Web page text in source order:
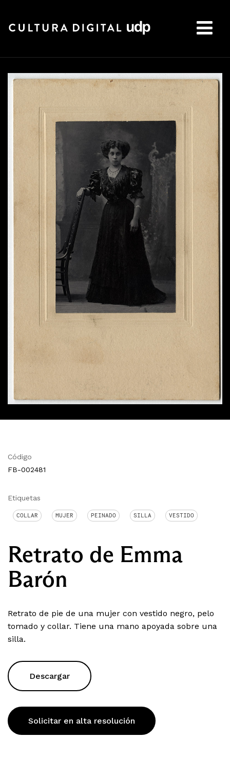
Código
FB-002481
Etiquetas
COLLAR MUJER PEINADO SILLA VESTIDO
Retrato de Emma
Barón
Retrato de pie de una mujer con vestido negro, pelo
tomado y collar. Tiene una mano apoyada sobre una
silla.
Descargar
Solicitar en alta resolución